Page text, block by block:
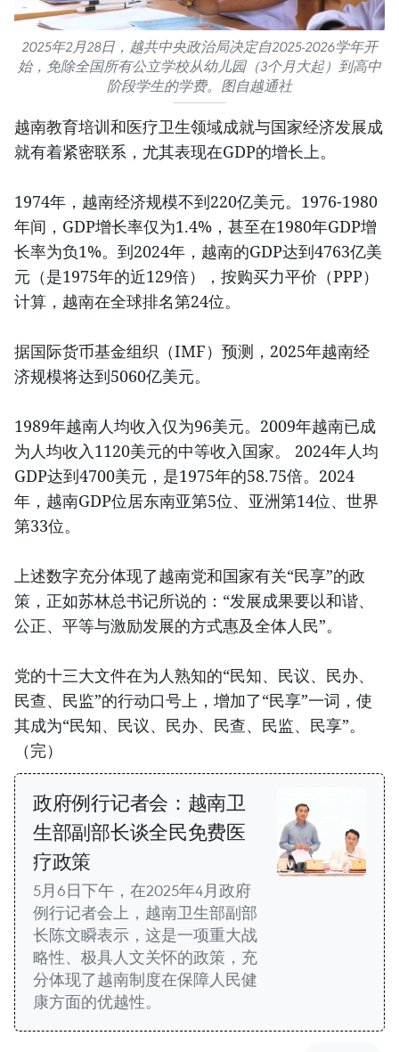
2025年2月28日，越共中央政治局决定自2025-2026学年开
始，免除全国所有公立学校从幼儿园（3个月大起）到高中
阶段学生的学费。图自越通社
越南教育培训和医疗卫生领域成就与国家经济发展成
就有着紧密联系，尤其表现在GDP的增长上。
1974年，越南经济规模不到220亿美元。1976-1980
年间，GDP增长率仅为1.4%，甚至在1980年GDP增
长率为负1%。到2024年，越南的GDP达到4763亿美
元（是1975年的近129倍），按购买力平价（PPP）
计算，越南在全球排名第24位。
据国际货币基金组织（IMF）预测，2025年越南经
济规模将达到5060亿美元。
1989年越南人均收入仅为96美元。2009年越南已成
为人均收入1120美元的中等收入国家。 2024年人均
GDP达到4700美元，是1975年的58.75倍。2024
年，越南GDP位居东南亚第5位、亚洲第14位、世界
第33位。
上述数字充分体现了越南党和国家有关“民享”的政
策，正如苏林总书记所说的：“发展成果要以和谐、
公正、平等与激励发展的方式惠及全体人民”。
党的十三大文件在为人熟知的“民知、民议、民办、
民查、民监”的行动口号上，增加了“民享”一词，使
其成为“民知、民议、民办、民查、民监、民享”。
（完）
政府例行记者会：越南卫
生部副部长谈全民免费医
疗政策
5月6日下午，在2025年4月政府
例行记者会上，越南卫生部副部
长陈文瞬表示，这是一项重大战
略性、极具人文关怀的政策，充
分体现了越南制度在保障人民健
康方面的优越性。